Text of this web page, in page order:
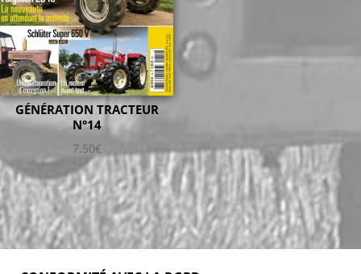
GÉNÉRATION TRACTEUR
N°14
7,50€